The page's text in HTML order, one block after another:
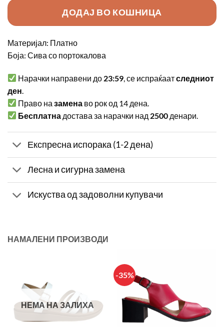
ДОДАЈ ВО КОШНИЦА
Материјал: Платно
Боја: Сива со портокалова
Нарачки направени до 23:59 , се испраќаатследниот
ден
Право назамена во рок од 14 дена.
Бесплатна достава за нарачки над 2500 денари.
Експресна испорака (1-2 дена)
Лесна и сигурна замена
Искуства од задоволни купувачи
НАМАЛЕНИ ПРОИЗВОДИ
НЕМА НА ЗАЛИХА
-35%